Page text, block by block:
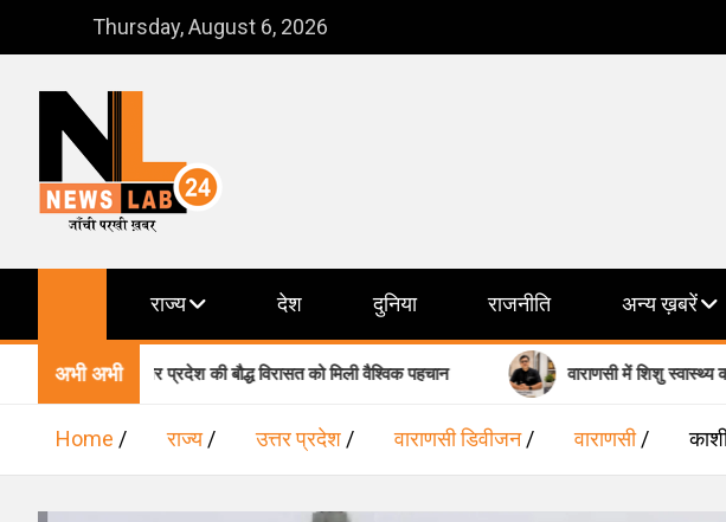
Thursday, August 6, 2026
NewsLab24
राज्य देश दुनिया राजनीति अन्य ख़बरें
अभी अभी
उत्तर प्रदेश की बौद्ध विरासत को मिली वैश्विक पहचान वाराणसी में शिशु स्वास्थ्य का भरोसेमंद
Home राज्य उत्तर प्रदेश वाराणसी डिवीजन वाराणसी